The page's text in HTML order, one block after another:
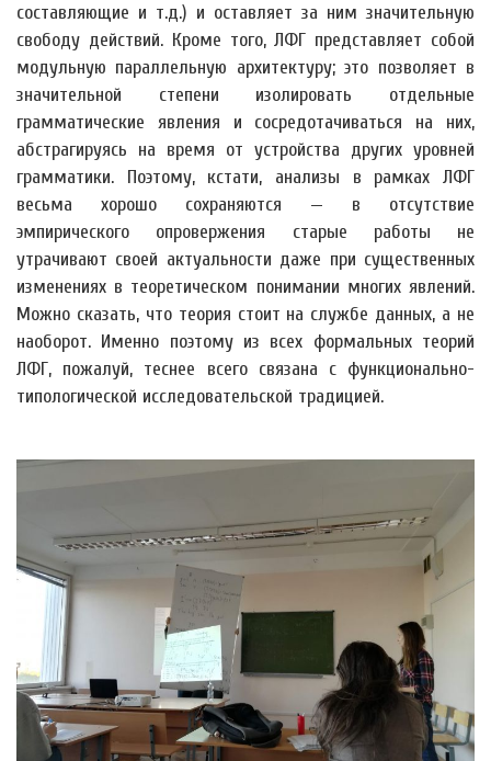
составляющие и т.д.) и оставляет за ним значительную
свободу действий. Кроме того, ЛФГ представляет собой
модульную параллельную архитектуру; это позволяет в
значительной степени изолировать отдельные
грамматические явления и сосредотачиваться на них,
абстрагируясь на время от устройства других уровней
грамматики. Поэтому, кстати, анализы в рамках ЛФГ
весьма хорошо сохраняются — в отсутствие
эмпирического опровержения старые работы не
утрачивают своей актуальности даже при существенных
изменениях в теоретическом понимании многих явлений.
Можно сказать, что теория стоит на службе данных, а не
наоборот. Именно поэтому из всех формальных теорий
ЛФГ, пожалуй, теснее всего связана с функционально-
типологической исследовательской традицией.